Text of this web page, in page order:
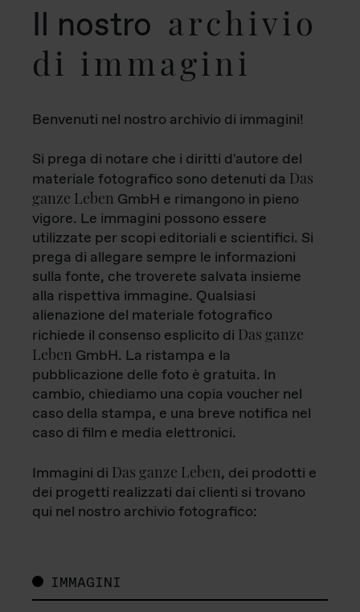
Il nostro archivio
di immagini
Benvenuti nel nostro archivio di immagini!
Si prega di notare che i diritti d'autore del
materiale fotografico sono detenuti da Das
ganze Leben GmbH e rimangono in pieno
vigore. Le immagini possono essere
utilizzate per scopi editoriali e scientifici. Si
prega di allegare sempre le informazioni
sulla fonte, che troverete salvata insieme
alla rispettiva immagine. Qualsiasi
alienazione del materiale fotografico
richiede il consenso esplicito di Das ganze
Leben GmbH. La ristampa e la
pubblicazione delle foto è gratuita. In
cambio, chiediamo una copia voucher nel
caso della stampa, e una breve notifica nel
caso di film e media elettronici.
Immagini di Das ganze Leben, dei prodotti e
dei progetti realizzati dai clienti si trovano
qui nel nostro archivio fotografico:
IMMAGINI